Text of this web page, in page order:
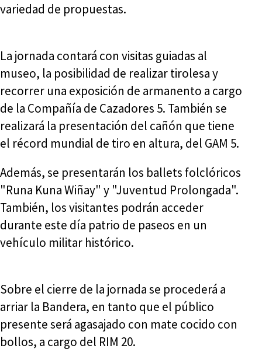
variedad de propuestas.
La jornada contará con visitas guiadas al
museo, la posibilidad de realizar tirolesa y
recorrer una exposición de armanento a cargo
de la Compañía de Cazadores 5. También se
realizará la presentación del cañón que tiene
el récord mundial de tiro en altura, del GAM 5.
Además, se presentarán los ballets folclóricos
"Runa Kuna Wiñay" y "Juventud Prolongada".
También, los visitantes podrán acceder
durante este día patrio de paseos en un
vehículo militar histórico.
Sobre el cierre de la jornada se procederá a
arriar la Bandera, en tanto que el público
presente será agasajado con mate cocido con
bollos, a cargo del RIM 20.